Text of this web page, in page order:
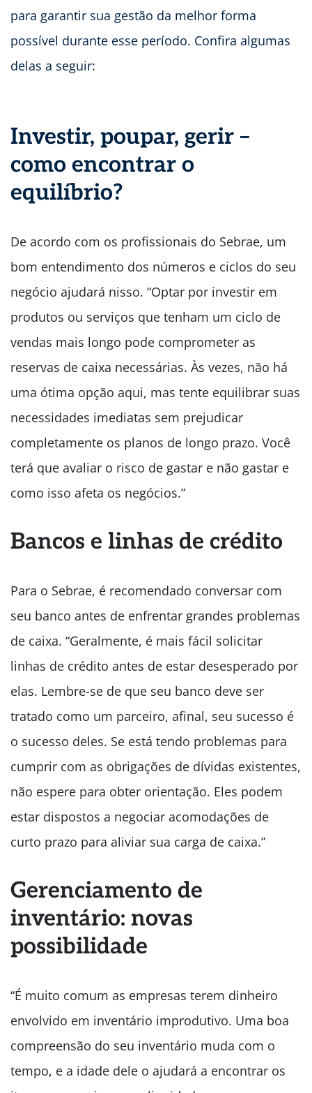
para garantir sua gestão da melhor forma
possível durante esse período. Confira algumas
delas a seguir:
Investir, poupar, gerir –
como encontrar o
equilíbrio?
De acordo com os profissionais do Sebrae, um
bom entendimento dos números e ciclos do seu
negócio ajudará nisso. “Optar por investir em
produtos ou serviços que tenham um ciclo de
vendas mais longo pode comprometer as
reservas de caixa necessárias. Às vezes, não há
uma ótima opção aqui, mas tente equilibrar suas
necessidades imediatas sem prejudicar
completamente os planos de longo prazo. Você
terá que avaliar o risco de gastar e não gastar e
como isso afeta os negócios.”
Bancos e linhas de crédito
Para o Sebrae, é recomendado conversar com
seu banco antes de enfrentar grandes problemas
de caixa. “Geralmente, é mais fácil solicitar
linhas de crédito antes de estar desesperado por
elas. Lembre-se de que seu banco deve ser
tratado como um parceiro, afinal, seu sucesso é
o sucesso deles. Se está tendo problemas para
cumprir com as obrigações de dívidas existentes,
não espere para obter orientação. Eles podem
estar dispostos a negociar acomodações de
curto prazo para aliviar sua carga de caixa.”
Gerenciamento de
inventário: novas
possibilidade
“É muito comum as empresas terem dinheiro
envolvido em inventário improdutivo. Uma boa
compreensão do seu inventário muda com o
tempo, e a idade dele o ajudará a encontrar os